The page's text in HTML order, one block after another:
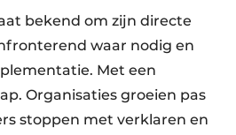
bekend om zijn directe
waar nodig en
Met een
Organisaties groeien pas
stoppen met verklaren en